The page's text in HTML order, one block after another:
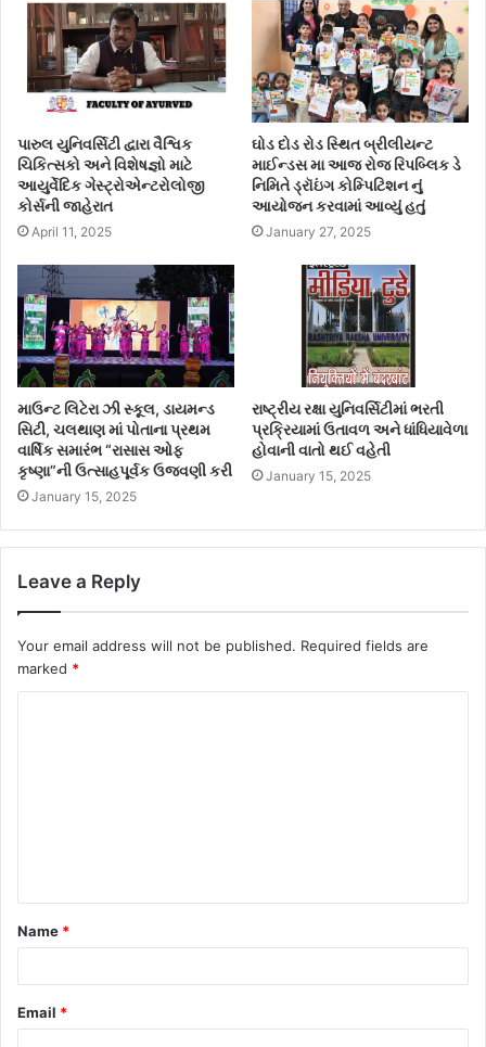
પારુલ યુનિવર્સિટી દ્વારા વૈશ્વિક
ચિકિત્સકો અને વિશેષજ્ઞો માટે
આયુર્વેદિક ગેસ્ટ્રોએન્ટરોલોજી
કોર્સની જાહેરાત
April 11, 2025
ઘોડ દોડ રોડ સ્થિત બ્રીલીયન્ટ
માઈન્ડસ મા આજ રોજ રિપબ્લિક ડે
નિમિતે ડ્રૉઇંગ કોમ્પિટિશન નું
આયોજન કરવામાં આવ્યું હતું
January 27, 2025
માઉન્ટ લિટેરા ઝી સ્કૂલ, ડાયમન્ડ
સિટી, ચલથાણ માં પોતાના પ્રથમ
વાર્ષિક સમારંભ “રાસાસ ઓફ
કૃષ્ણા”ની ઉત્સાહપૂર્વક ઉજવણી કરી
January 15, 2025
રાષ્ટ્રીય રક્ષા યુનિવર્સિટીમાં ભરતી
પ્રક્રિયામાં ઉતાવળ અને ધાંધિયાવેળા
હોવાની વાતો થઈ વહેતી
January 15, 2025
Leave a Reply
Your email address will not be published. Required fields are
marked *
Name *
Email *